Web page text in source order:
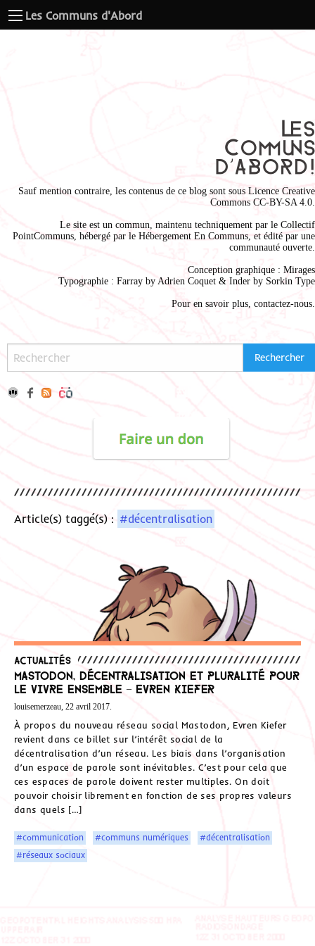
Les Communs d'Abord
Sauf mention contraire, les contenus de ce blog sont sous Licence Creative
Commons CC-BY-SA 4.0
Le site est un commun, maintenu techniquement par le Collectif
PointCommuns , hébergé par le Hébergement En Communs , et édité par une
communauté ouverte.
Conception graphique : Mirages
Typographie : Farray by Adrien Coquet & Inder by Sorkin Type
Pour en savoir plus, contactez-nous
Article(s) taggé(s) : #décentralisation
Actualités
Mastodon, décentralisation et pluralité pour
le vivre ensemble – Evren Kiefer
louisemerzeau, 22 avril 2017.
À propos du nouveau réseau social Mastodon, Evren Kiefer
revient dans ce billet sur l’intérêt social de la
décentralisation d’un réseau. Les biais dans l’organisation
d’un espace de parole sont inévitables. C’est pour cela que
ces espaces de parole doivent rester multiples. On doit
pouvoir choisir librement en fonction de ses propres valeurs
dans quels […]
#communication #communs numériques
#décentralisation
#réseaux sociaux